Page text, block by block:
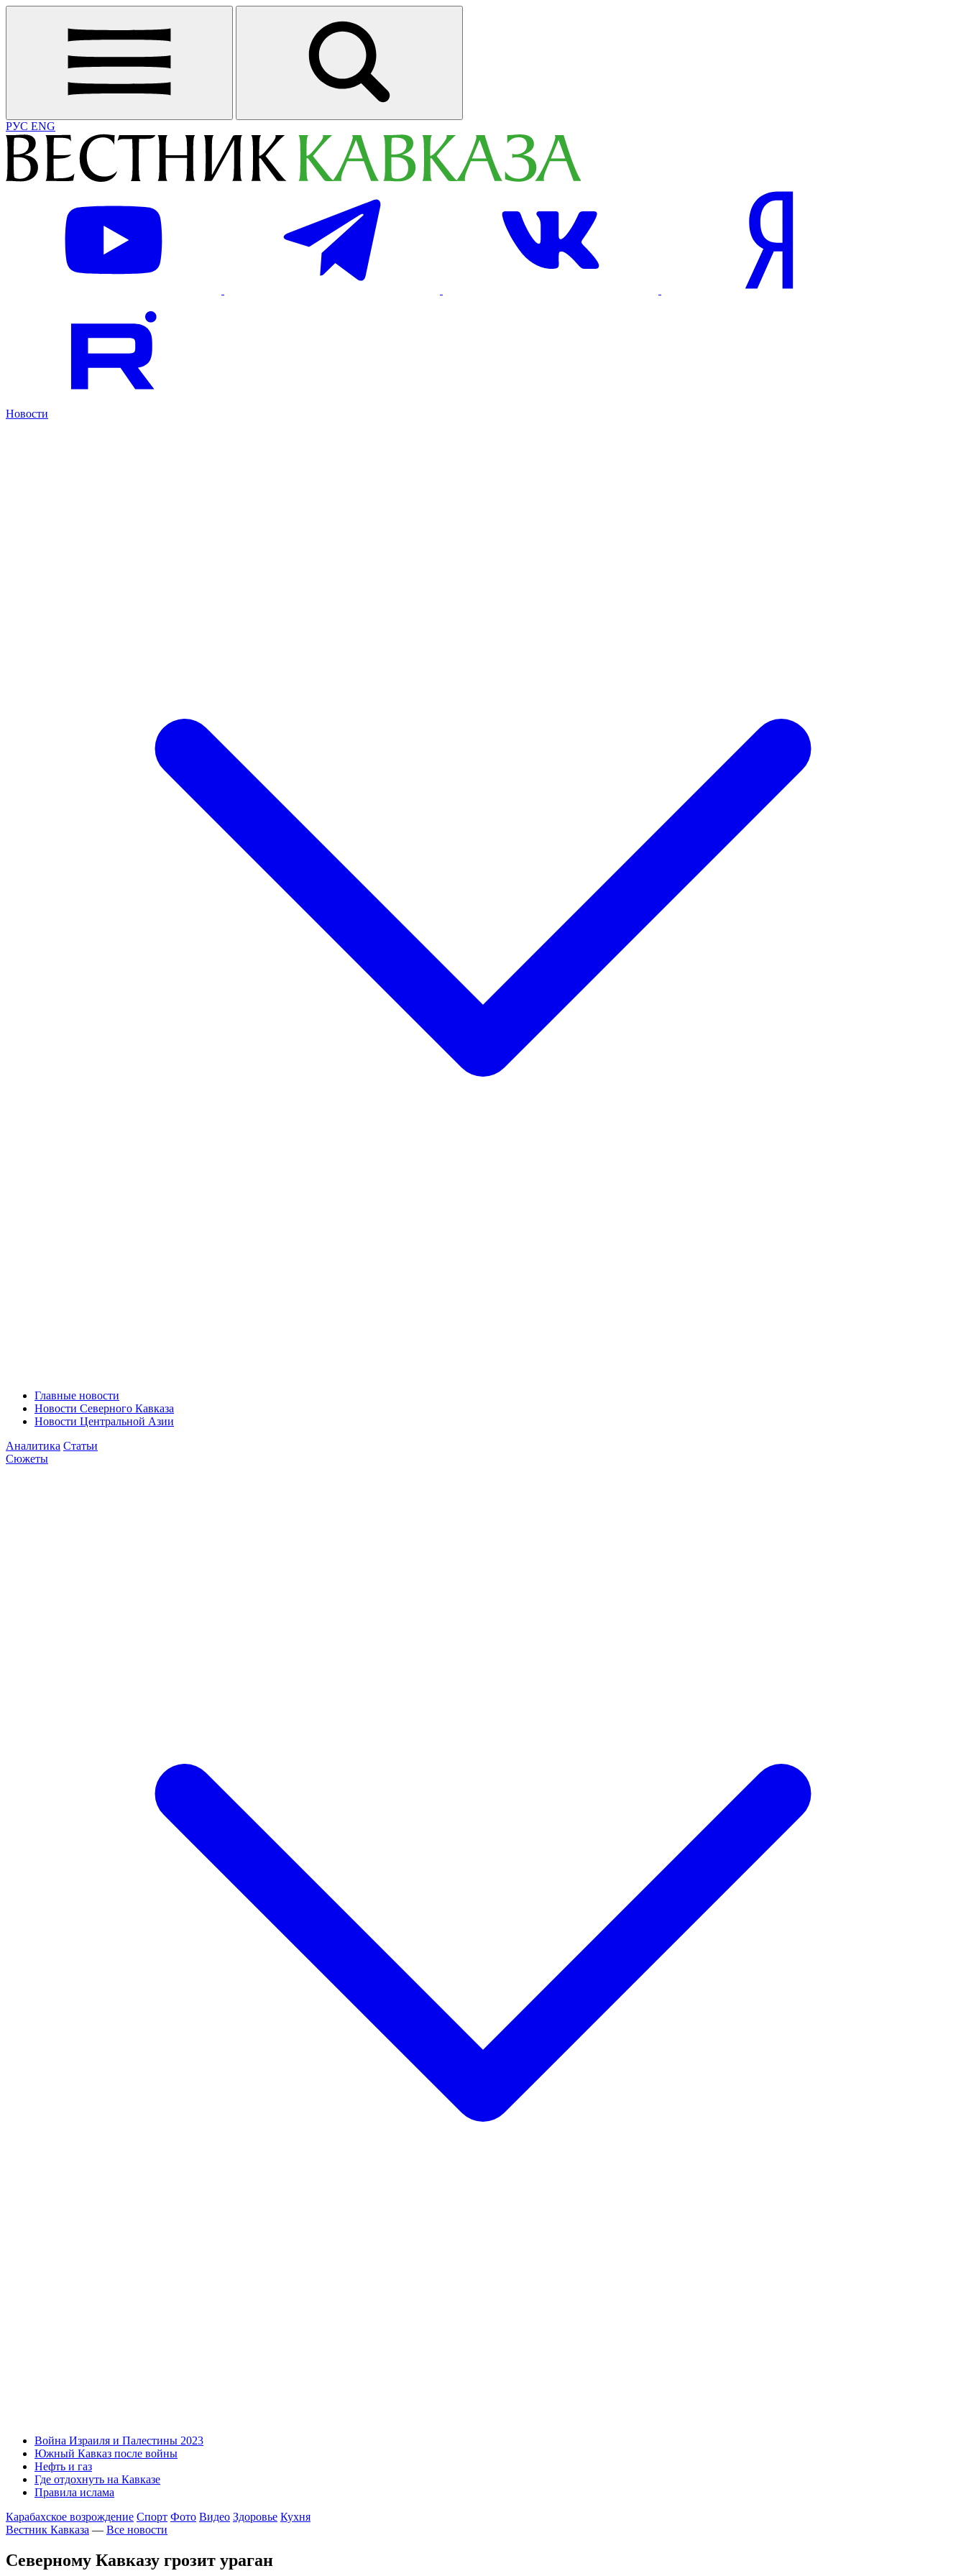
РУС ENG
Новости
Главные новости
Новости Северного Кавказа
Новости Центральной Азии
Аналитика Статьи
Сюжеты
Война Израиля и Палестины 2023
Южный Кавказ после войны
Нефть и газ
Где отдохнуть на Кавказе
Правила ислама
Карабахское возрождение Спорт Фото Видео Здоровье Кухня
Вестник Кавказа — Все новости
Северному Кавказу грозит ураган